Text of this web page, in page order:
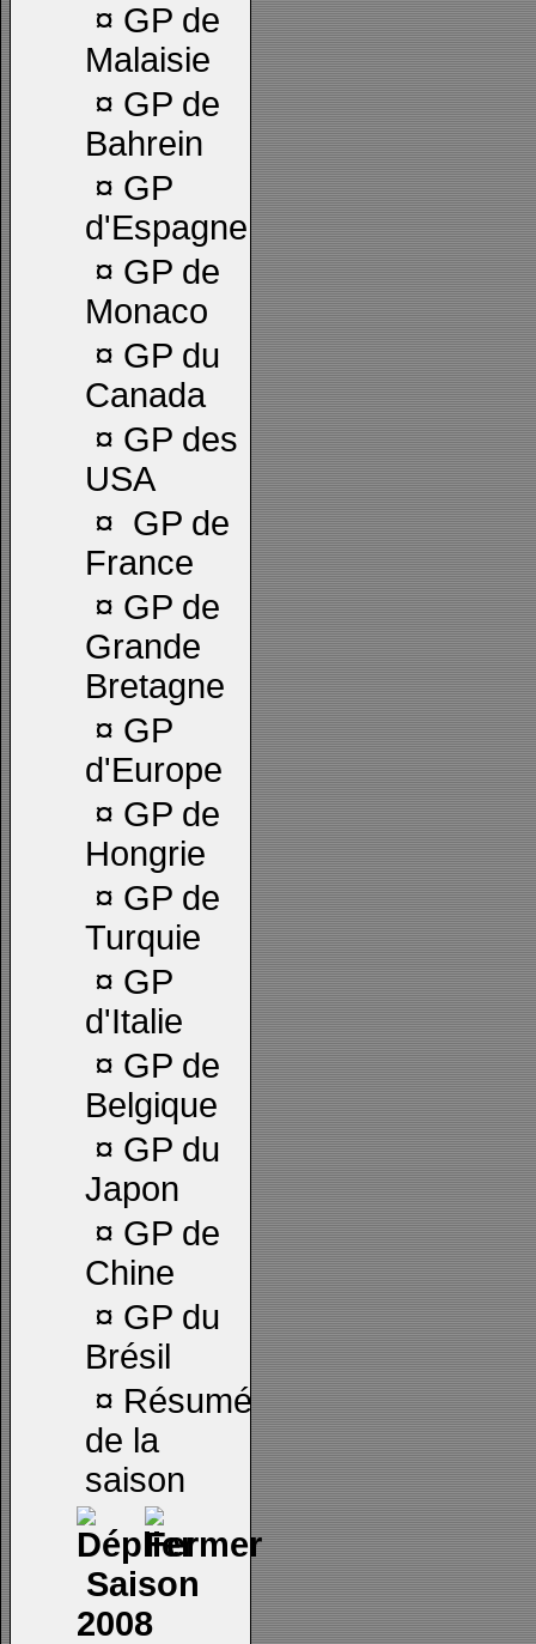
¤ GP de
Malaisie
¤ GP de
Bahrein
¤ GP
d'Espagne
¤ GP de
Monaco
¤ GP du
Canada
¤ GP des
USA
¤ GP de
France
¤ GP de
Grande
Bretagne
¤ GP
d'Europe
¤ GP de
Hongrie
¤ GP de
Turquie
¤ GP
d'Italie
¤ GP de
Belgique
¤ GP du
Japon
¤ GP de
Chine
¤ GP du
Brésil
¤ Résumé
de la
saison
Saison
2008